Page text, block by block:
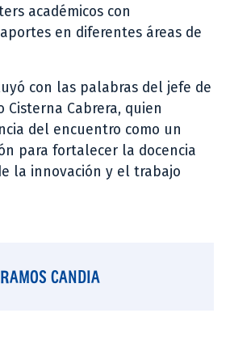
académicos con
en diferentes áreas de
con las palabras del jefe de
Cisterna Cabrera, quien
del encuentro como un
para fortalecer la docencia
la innovación y el trabajo
CANDIA